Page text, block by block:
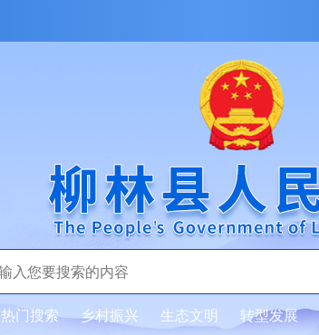
热门搜索 乡村振兴 生态文明 转型发展